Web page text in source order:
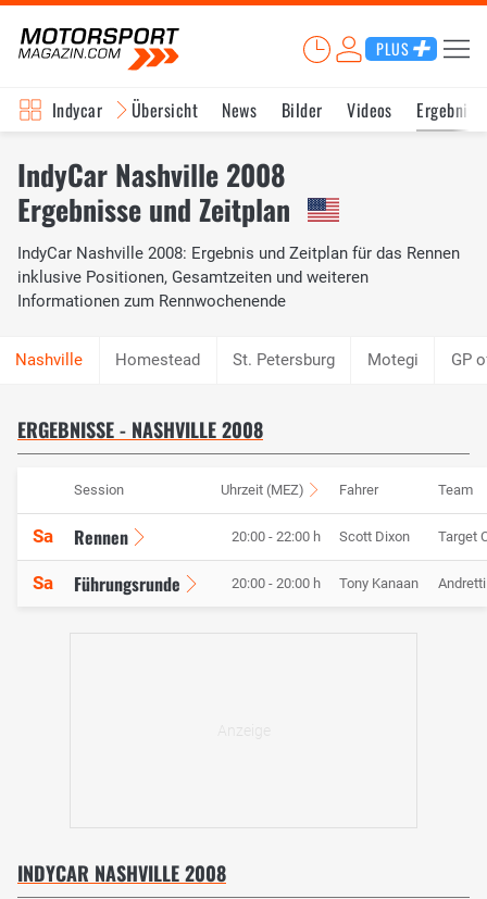
PLUS
Indycar Übersicht News Bilder Videos
IndyCar Nashville 2008
Ergebnisse und Zeitplan
IndyCar Nashville 2008: Ergebnis und Zeitplan für das Rennen
inklusive Positionen, Gesamtzeiten und weiteren
Informationen zum Rennwochenende
Homestead St. Petersburg Motegi GP
ERGEBNISSE - NASHVILLE 2008
Session Uhrzeit (MEZ) Fahrer Team
Sa Rennen 20:00 - 22:00 h Scott Dixon Target
Sa Führungsrunde 20:00 - 20:00 h Tony Kanaan
INDYCAR NASHVILLE 2008